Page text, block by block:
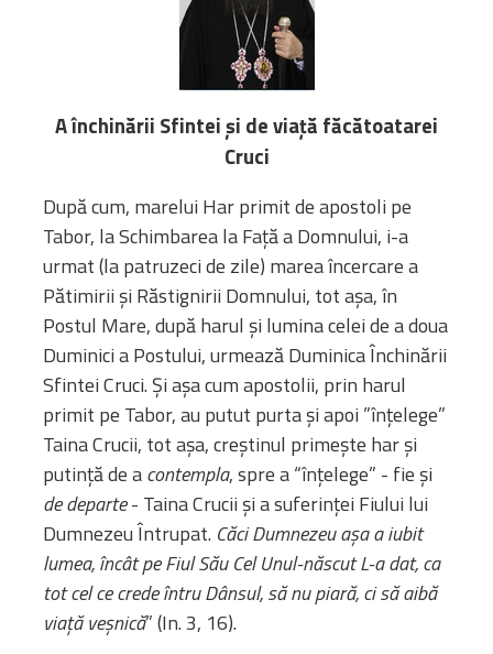
Asociații
Cimitire
Parohii
RESURSE
Apostolia Italia
Comunicate de presă
Statutele și legile
Scrisori pastorale
Bibliotecă
Resurse multimedia
Opinii ortodoxe
Din viața „familiei”
diecezei
CSDE
Cuvântul Episcopului
Lectura Lunii
Prezentarea
Parohiilor
CONTACT
A închinării Sfintei și de viață făcătoatarei
Cruci
După cum, marelui Har primit de apostoli pe
Tabor, la Schimbarea la Față a Domnului, i-a
urmat (la patruzeci de zile) marea încercare a
Pătimirii și Răstignirii Domnului, tot așa, în
Postul Mare, după harul și lumina celei de a doua
Duminici a Postului, urmează Duminica Închinării
Sfintei Cruci. Și așa cum apostolii, prin harul
primit pe Tabor, au putut purta și apoi ”înțelege”
Taina Crucii, tot așa, creștinul primește har și
putință de acontempla, spre a “înțelege” - fie și
de departe- Taina Crucii și a suferinței Fiului lui
Dumnezeu Întrupat. Căci Dumnezeu așa a iubit
lumea, încât pe Fiul Său Cel Unul-născut L-a dat, ca
tot cel ce crede întru Dânsul, să nu piară, ci să aibă
viață veșnică” (In. 3, 16).